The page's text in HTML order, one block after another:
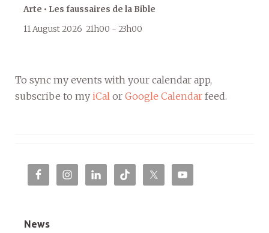
Arte • Les faussaires de la Bible
11 August 2026 21h00 - 23h00
To sync my events with your calendar app,
subscribe to my iCal or Google Calendar feed.
News